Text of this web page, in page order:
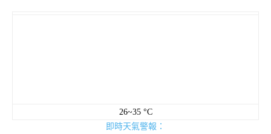
26~35 °C
即時天氣警報：